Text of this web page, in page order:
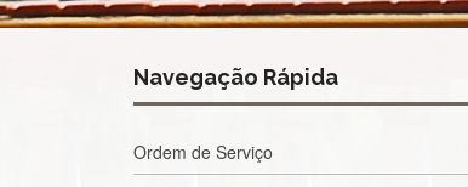
Navegação Rápida
Ordem de Serviço